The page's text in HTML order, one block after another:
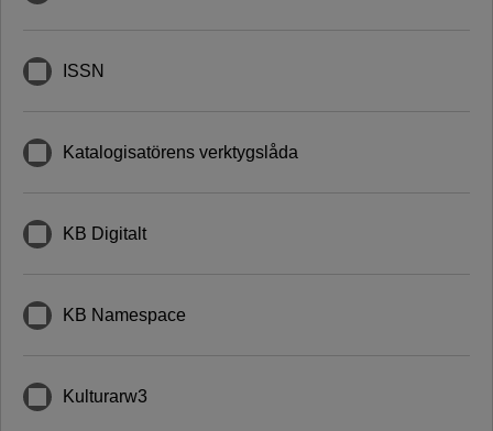
ISSN
Katalogisatörens verktygslåda
KB Digitalt
KB Namespace
Kulturarw3